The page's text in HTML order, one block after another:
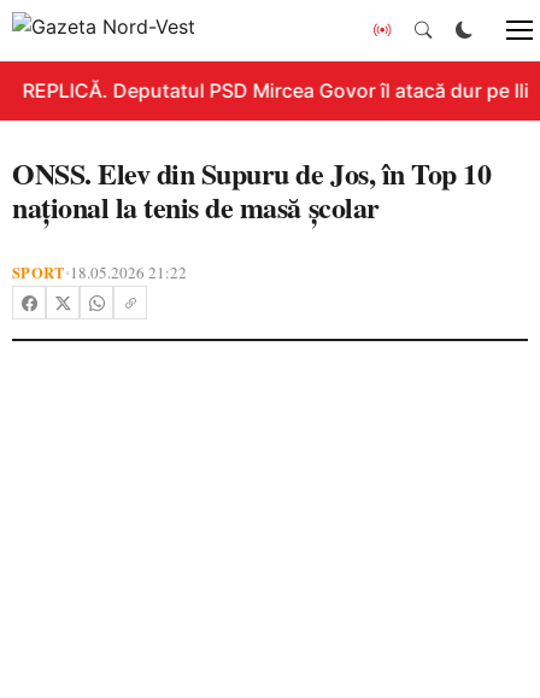
REPLICĂ. Deputatul PSD Mircea Govor îl atacă dur pe
ONSS. Elev din Supuru de Jos, în Top 10
național la tenis de masă școlar
SPORT•18.05.2026 21:22